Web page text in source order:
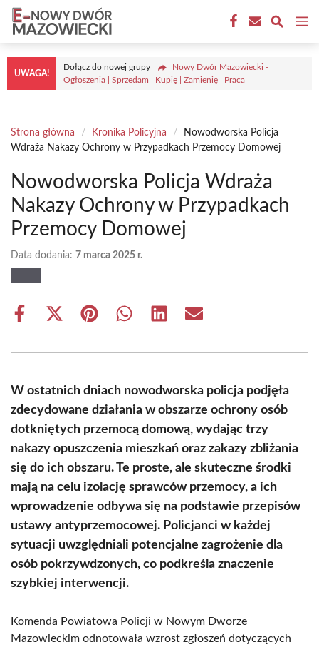
Przejdź
treści
UWAGA!
Dołącz do nowej grupy
Nowy Dwór Mazowiecki -
Ogłoszenia | Sprzedam | Kupię | Zamienię | Praca
Strona główna / Kronika Policyjna /
Nowodworska Policja
Wdraża Nakazy Ochrony w Przypadkach Przemocy Domowej
Nowodworska Policja Wdraża
Nakazy Ochrony w Przypadkach
Przemocy Domowej
Data dodania: 7 marca 2025 r.
Share
Share
(Twitter)
Share Share Share Share
W ostatnich dniach nowodworska policja podjęła
zdecydowane działania w obszarze ochrony osób
dotkniętych przemocą domową, wydając trzy
nakazy opuszczenia mieszkań oraz zakazy zbliżania
się do ich obszaru. Te proste, ale skuteczne środki
mają na celu izolację sprawców przemocy, a ich
wprowadzenie odbywa się na podstawie przepisów
ustawy antyprzemocowej. Policjanci w każdej
sytuacji uwzględniali potencjalne zagrożenie dla
osób pokrzywdzonych, co podkreśla znaczenie
szybkiej interwencji.
Komenda Powiatowa Policji w Nowym Dworze
Mazowieckim odnotowała wzrost zgłoszeń dotyczących